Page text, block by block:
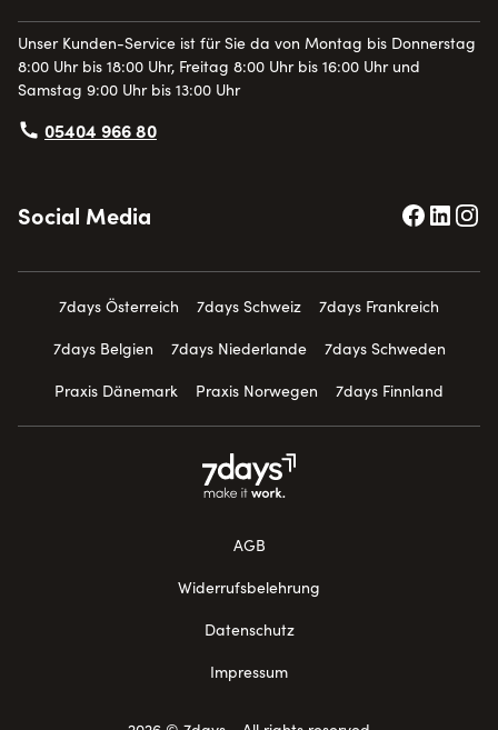
Unser Kunden-Service ist für Sie da von Montag bis Donnerstag
8:00 Uhr bis 18:00 Uhr, Freitag 8:00 Uhr bis 16:00 Uhr und
Samstag 9:00 Uhr bis 13:00 Uhr
05404 966 80
Social Media
7days Österreich 7days Schweiz
7days Frankreich
7days Belgien
7days Niederlande
7days Schweden
Praxis Dänemark
Praxis Norwegen 7days Finnland
AGB
Widerrufsbelehrung
Datenschutz
Impressum